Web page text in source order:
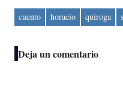
cuento horacio quiroga
Deja un comentario